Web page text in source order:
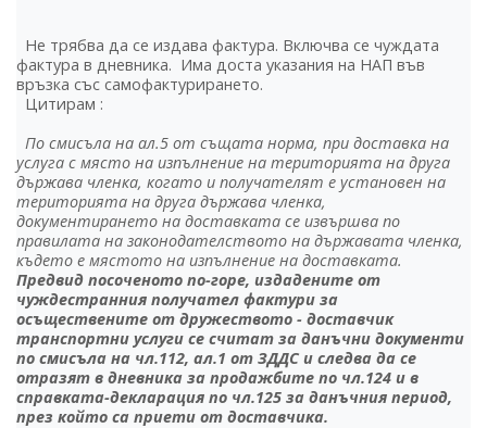
Не трябва да се издава фактура. Включва се чуждата
фактура в дневника. Има доста указания на НАП във
връзка със самофактурирането.
Цитирам :
По смисъла на ал.5 от същата норма, при доставка на
услуга с място на изпълнение на територията на друга
държава членка, когато и получателят е установен на
територията на друга държава членка,
документирането на доставката се извършва по
правилата на законодателството на държавата членка,
където е мястото на изпълнение на доставката.
Предвид посоченото по-горе, издадените от
чуждестранния получател фактури за
осъществените от дружеството - доставчик
транспортни услуги се считат за данъчни документи
по смисъла на чл.112, ал.1 от ЗДДС и следва да се
отразят в дневника за продажбите по чл.124 и в
справката-декларация по чл.125 за данъчния период,
през който са приети от доставчика.